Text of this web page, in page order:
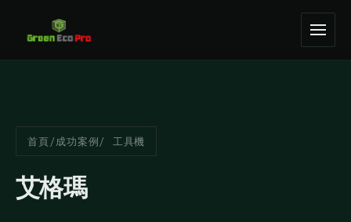
首頁/成功案例/ 工具機
艾格瑪